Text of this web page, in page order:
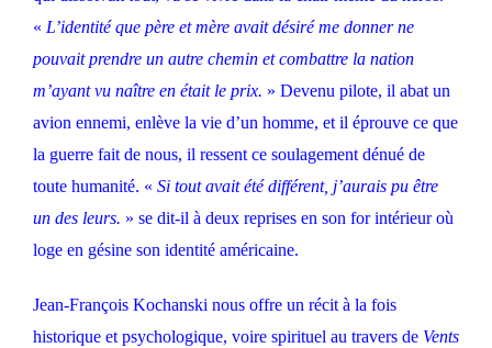
« L’identité que père et mère avait désiré me donner ne
pouvait prendre un autre chemin et combattre la nation
m’ayant vu naître en était le prix. » Devenu pilote, il abat un
avion ennemi, enlève la vie d’un homme, et il éprouve ce que
la guerre fait de nous, il ressent ce soulagement dénué de
toute humanité. « Si tout avait été différent, j’aurais pu être
un des leurs. » se dit-il à deux reprises en son for intérieur où
loge en gésine son identité américaine.
Jean-François Kochanski nous offre un récit à la fois
historique et psychologique, voire spirituel au travers de Vents